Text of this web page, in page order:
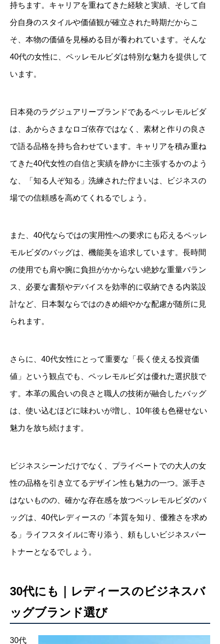
持ちます。キャリアを重ねてきた経験と実績、そして自
分自身のスタイルや価値観が確立された時期だからこ
そ、本物の価値を見極める目が養われています。そんな
40代の女性に、ペッレモルビダは特別な魅力を提供して
います。
日本発のラグジュアリーブランドであるペッレモルビダ
は、あからさまなロゴ依存ではなく、素材と作りの良さ
で語る品格を持ち合わせています。キャリアを積み重ね
てきた40代女性の自信と実績を静かに主張するかのよう
な、「知る人ぞ知る」洗練された佇まいは、ビジネスの
場での信頼感を高めてくれるでしょう。
また、40代ならではの実用性への要求にも応えるペッレ
モルビダのバッグは、機能美を追求しています。長時間
の使用でも肩や腕に負担がかからない絶妙な重量バラン
ス、必要な書類やデバイスを効率的に収納できる内装設
計など、日本製ならではのきめ細やかな配慮が随所に見
られます。
さらに、40代女性にとって重要な「長く使える投資価
値」という観点でも、ペッレモルビダは優れた選択肢で
す。本革の風合いの良さと職人の技術が融合したバッグ
は、使い込むほどに味わいが増し、10年後も色褪せない
魅力を放ち続けます。
ビジネスシーンだけでなく、プライベートでの大人の女
性の品格を引き立てるデザイン性も魅力の一つ。派手さ
はないものの、確かな存在感を放つペッレモルビダのバ
ッグは、40代レディースの「本質を知り、優雅さを求め
る」ライフスタイルに寄り添う、頼もしいビジネスパー
トナーとなるでしょう。
30代にも｜レディースのビジネスバ
ッグブランド選び
30代